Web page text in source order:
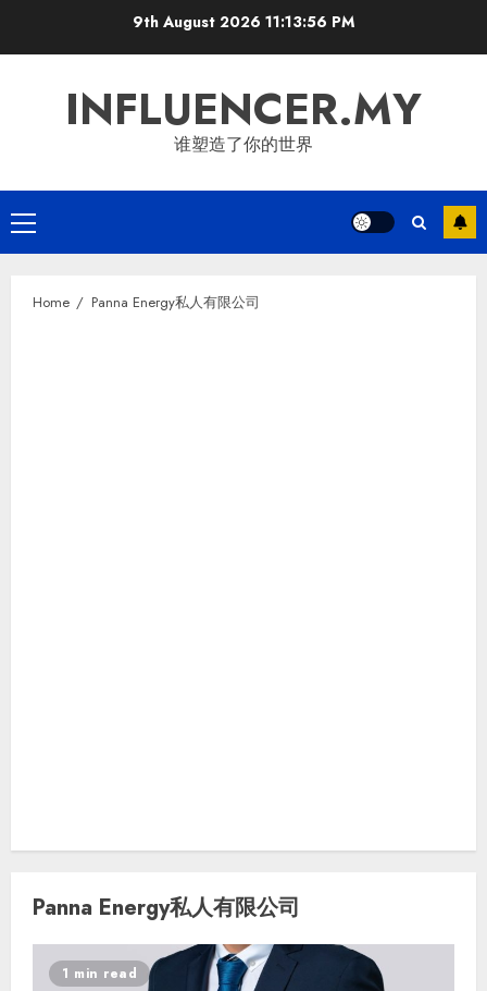
9th August 202611:13:57 PM
INFLUENCER.MY
谁塑造了你的世界
Primary
Menu
Home Panna Energy私人有限公司
Panna Energy私人有限公司
1 min read